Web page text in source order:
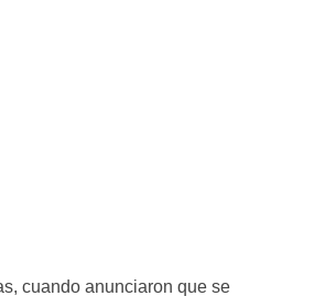
cuando anunciaron que se